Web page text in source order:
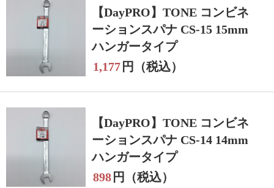
【DayPRO】TONE コンビネ
ーションスパナ CS-15 15mm
ハンガータイプ
1,177 円（税込）
【DayPRO】TONE コンビネ
ーションスパナ CS-14 14mm
ハンガータイプ
898 円（税込）